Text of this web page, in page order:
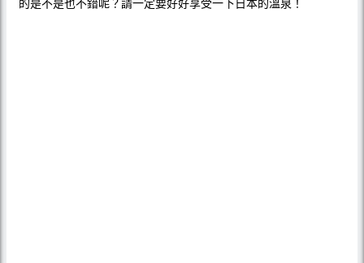
的是不是也不錯呢？請一定要好好享受一下日本的溫泉！